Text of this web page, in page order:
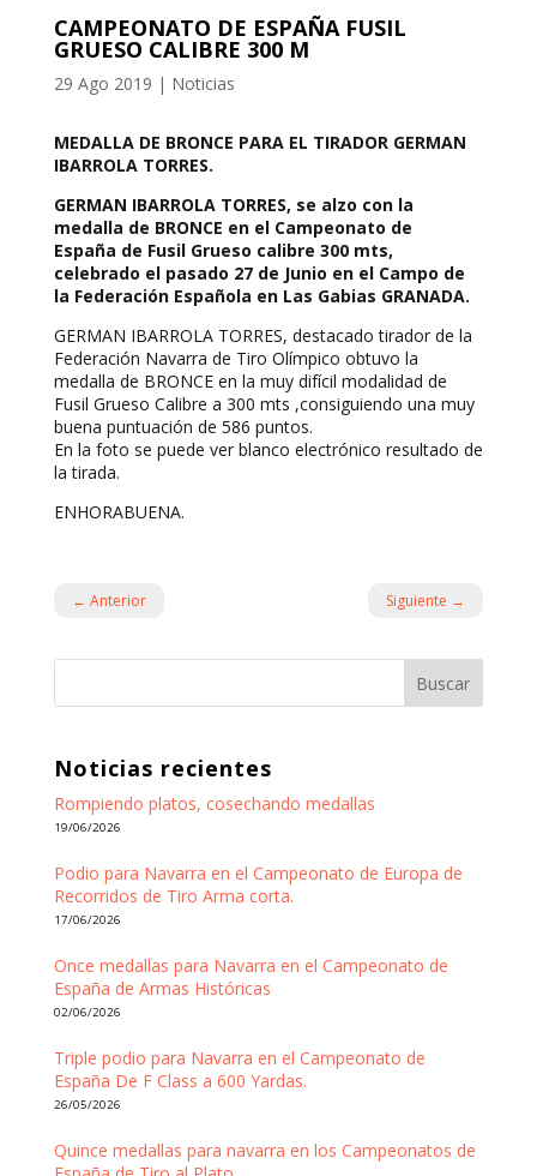
CAMPEONATO DE ESPAÑA FUSIL
GRUESO CALIBRE 300 M
29 Ago 2019 | Noticias
MEDALLA DE BRONCE PARA EL TIRADOR GERMAN
IBARROLA TORRES.
GERMAN IBARROLA TORRES, se alzo con la
medalla de BRONCE en el Campeonato de
España de Fusil Grueso calibre 300 mts,
celebrado el pasado 27 de Junio en el Campo de
la Federación Española en Las Gabias GRANADA.
GERMAN IBARROLA TORRES, destacado tirador de la
Federación Navarra de Tiro Olímpico obtuvo la
medalla de BRONCE en la muy difícil modalidad de
Fusil Grueso Calibre a 300 mts ,consiguiendo una muy
buena puntuación de 586 puntos.
En la foto se puede ver blanco electrónico resultado de
la tirada.
ENHORABUENA.
← Anterior Siguiente →
Buscar
Noticias recientes
Rompiendo platos, cosechando medallas
19/06/2026
Podio para Navarra en el Campeonato de Europa de
Recorridos de Tiro Arma corta.
17/06/2026
Once medallas para Navarra en el Campeonato de
España de Armas Históricas
02/06/2026
Triple podio para Navarra en el Campeonato de
España De F Class a 600 Yardas.
26/05/2026
Quince medallas para navarra en los Campeonatos de